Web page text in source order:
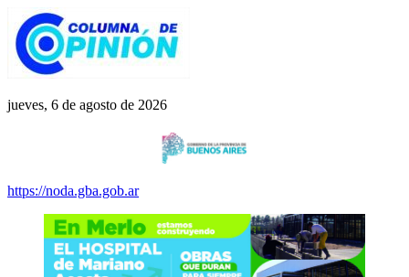
Saltar
contenido
Columna de Opinión
columnadeopinion.com.ar
jueves, 6 de agosto de 2026
https://noda.gba.gob.ar